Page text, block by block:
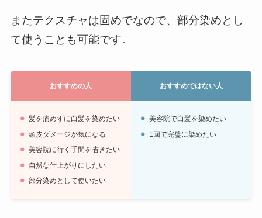
またテクスチャは固めでなので、部分染めとし
て使うことも可能です。
おすすめの人 おすすめではない人
髪を痛めずに白髪を染めたい
頭皮ダメージが気になる
美容院に行く手間を省きたい
自然な仕上がりにしたい
部分染めとして使いたい
美容院で白髪を染めたい
1回で完璧に染めたい